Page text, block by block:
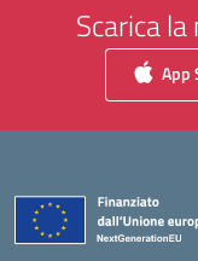
Scarica
App